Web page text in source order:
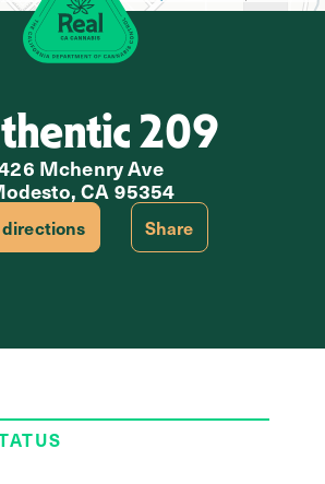
209
Mchenry Ave
CA 95354
Share